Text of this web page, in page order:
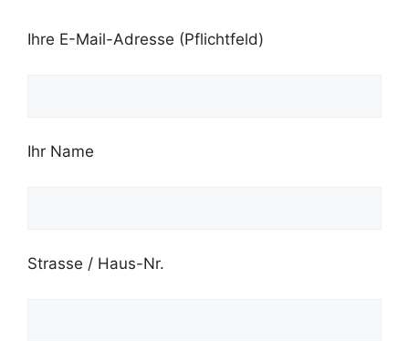
Ihre E-Mail-Adresse (Pflichtfeld)
Ihr Name
Strasse / Haus-Nr.